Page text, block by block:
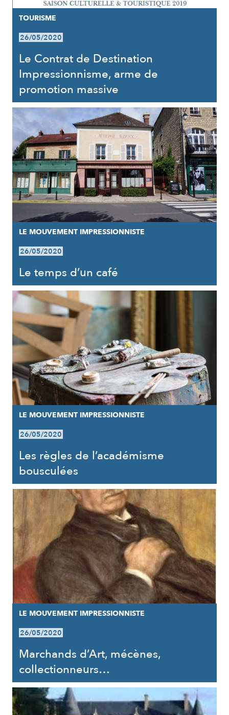
TOURISME
26/05/2020
Le Contrat de Destination
Impressionnisme, arme de
promotion massive
LE MOUVEMENT IMPRESSIONNISTE
26/05/2020
Le temps d’un café
LE MOUVEMENT IMPRESSIONNISTE
26/05/2020
Les règles de l’académisme
bousculées
LE MOUVEMENT IMPRESSIONNISTE
26/05/2020
Marchands d’Art, mécènes,
collectionneurs…